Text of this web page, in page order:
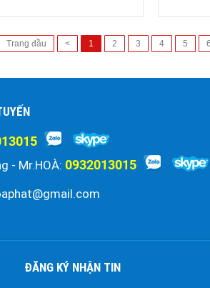
Trang đầu < 1 2 3 4 5 6
- Mr.HOÀ: 0932013015
ĐĂNG KÝ NHẬN TIN